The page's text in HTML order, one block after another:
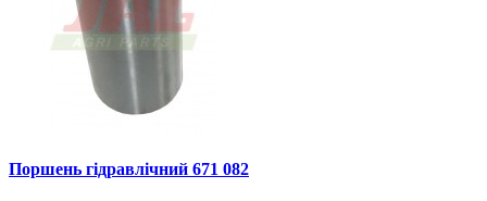
Поршень гідравлічний 671 082